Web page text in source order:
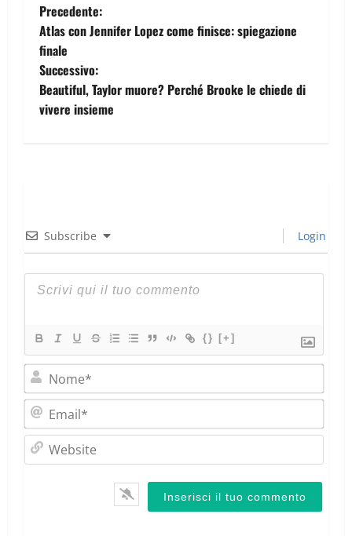
Precedente:
Atlas con Jennifer Lopez come finisce: spiegazione
finale
Successivo:
Beautiful, Taylor muore? Perché Brooke le chiede di
vivere insieme
Subscribe Login
{} [+]